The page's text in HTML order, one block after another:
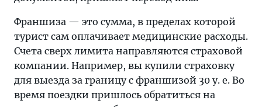
Франшиза — это сумма, в пределах которой
турист сам оплачивает медицинские расходы.
Счета сверх лимита направляются страховой
компании. Например, вы купили страховку
для выезда за границу с франшизой 30 у. е. Во
время поездки пришлось обратиться на